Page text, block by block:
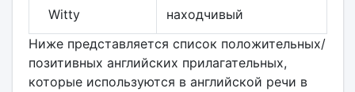
Witty
находчивый
Ниже представляется список положительных/
позитивных английских прилагательных,
которые используются в английской речи в